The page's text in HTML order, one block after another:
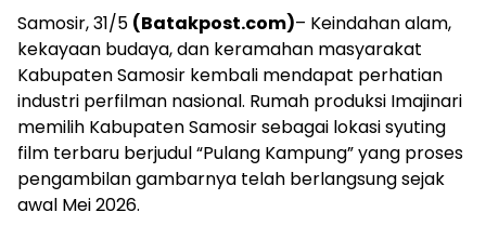
Samosir, 31/5 (Batakpost.com)– Keindahan alam,
kekayaan budaya, dan keramahan masyarakat
Kabupaten Samosir kembali mendapat perhatian
industri perfilman nasional. Rumah produksi Imajinari
memilih Kabupaten Samosir sebagai lokasi syuting
film terbaru berjudul “Pulang Kampung” yang proses
pengambilan gambarnya telah berlangsung sejak
awal Mei 2026.